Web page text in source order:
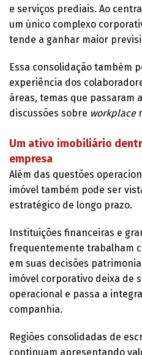
e serviços prediais. Ao
um único complexo
tende a ganhar maior
Essa consolidação também
experiência dos
áreas, temas que passaram
discussões sobre workplace
Um ativo imobiliário
empresa
​Além das questões
imóvel também pode ser
estratégico de longo prazo.
Instituições financeiras e
frequentemente trabalham
em suas decisões
imóvel corporativo deixa de
operacional e passa a
companhia.
Regiões consolidadas de
continuam apresentando